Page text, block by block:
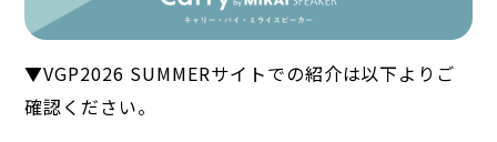
▼VGP2026 SUMMERサイトでの紹介は以下よりご
確認ください。